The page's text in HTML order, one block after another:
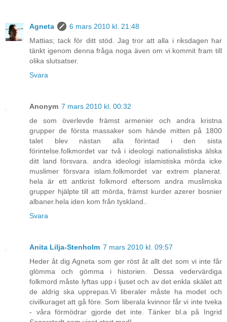
Agneta
6 mars 2010 kl. 21:48
Mattias; tack för ditt stöd. Jag tror att alla i riksdagen har
tänkt igenom denna fråga noga även om vi kommit fram till
olika slutsatser.
Svara
Anonym 7 mars 2010 kl. 00:32
de som överlevde främst armenier och andra kristna
grupper de första massaker som hände mitten på 1800
talet blev nästan alla förintad i den sista
förintelse.folkmordet var två i ideologi nationalistiska älska
ditt land försvara. andra ideologi islamistiska mörda icke
muslimer försvara islam.folkmordet var extrem planerat.
hela är ett antkrist folkmord eftersom andra muslimska
grupper hjälpte till att mörda, främst kurder azerer bosnier
albaner.hela iden kom från tyskland..
Svara
Anita Lilja-Stenholm 7 mars 2010 kl. 09:57
Heder åt dig Agneta som ger röst åt allt det som vi inte får
glömma och gömma i historien. Dessa vedervärdiga
folkmord måste lyftas upp i ljuset och av det enkla skälet att
de aldrig ska upprepas.Vi liberaler måste ha modet och
civilkuraget att gå före. Som liberala kvinnor får vi inte tveka
- våra förmödrar gjorde det inte. Tänker bl.a på Ingrid